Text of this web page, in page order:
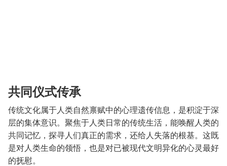
共同仪式传承
传统文化属于人类自然禀赋中的心理遗传信息，是积淀于深
层的集体意识。聚焦于人类日常的传统生活，能唤醒人类的
共同记忆，探寻人们真正的需求，还给人失落的根基。这既
是对人类生命的领悟，也是对已被现代文明异化的心灵最好
的抚慰。